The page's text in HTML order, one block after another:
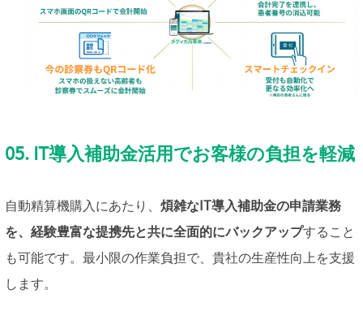
05. IT導入補助金活用でお客様の負担を軽減
自動精算機購入にあたり、 煩雑なIT導入補助金の申請業務
を、経験豊富な提携先と共に全面的にバックアップすること
も可能です。最小限の作業負担で、貴社の生産性向上を支援
します。